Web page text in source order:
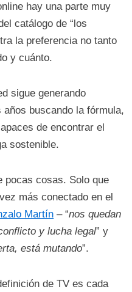
hay una parte muy
catálogo de “los
la preferencia no tanto
y cuánto.
sigue generando
buscando la fórmula,
de encontrar el
sostenible.
pocas cosas. Solo que
más conectado en el
Martín – “nos quedan
y lucha legal” y
está mutando”.
de TV es cada